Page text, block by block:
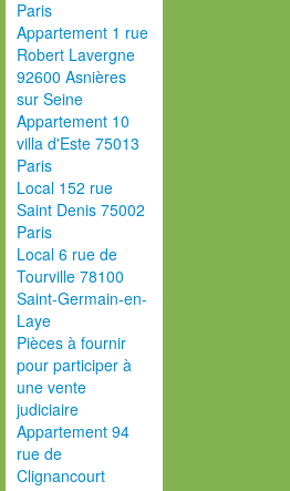
Paris
Appartement 1 rue
Robert Lavergne
92600 Asnières
sur Seine
Appartement 10
villa d'Este 75013
Paris
Local 152 rue
Saint Denis 75002
Paris
Local 6 rue de
Tourville 78100
Saint-Germain-en-
Laye
Pièces à fournir
pour participer à
une vente
judiciaire
Appartement 94
rue de
Clignancourt